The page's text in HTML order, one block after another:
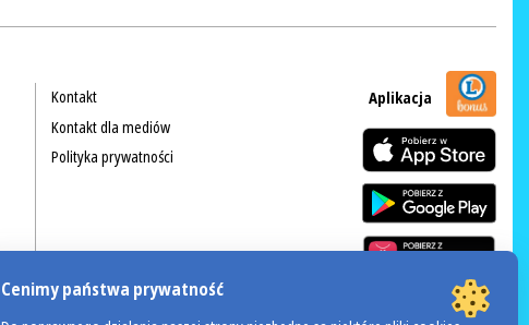
Kontakt
Kontakt dla mediów
Polityka prywatności
Aplikacja
Cenimy państwa prywatność